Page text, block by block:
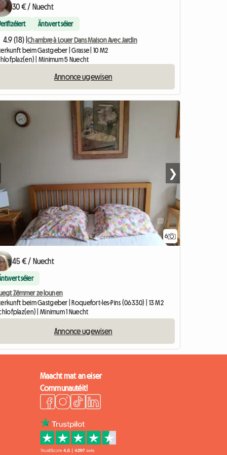
30 € / Nuecht
Äntwert séier
4.9 (18) |Chambre à Louer Dans Maison Avec Jardin
beim Gastgeber | Grasse | 10 M2
| Minimum 5 Nuecht
Annonce ugewisen
6
❯
45 € / Nuecht
séier
Zëmmer ze lounen
beim Gastgeber | Roquefort-les-Pins (06330) | 13 M2
| Minimum 1 Nuecht
Annonce ugewisen
Maacht mat an eiser
Communautéit!